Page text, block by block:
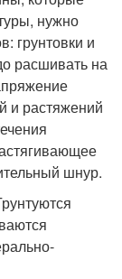
нужно
грунтовки и
расшивать на
и растяжений
шнур.